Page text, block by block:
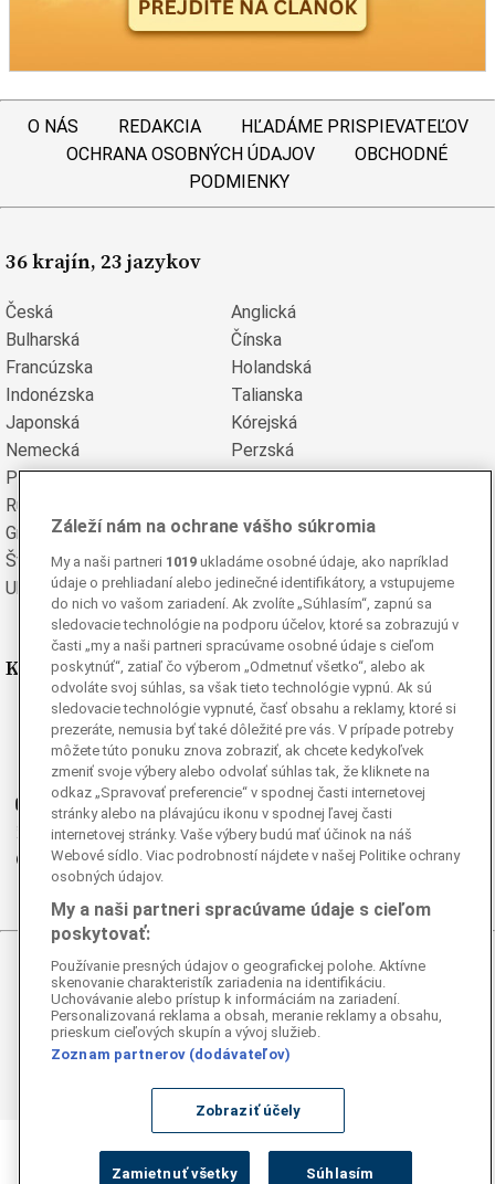
O NÁS REDAKCIA
HĽADÁME PRISPIEVATEĽOV
OCHRANA OSOBNÝCH ÚDAJOV
OBCHODNÉ
PODMIENKY
36 krajín, 23 jazykov
Česká
Anglická
Bulharská
Čínska
Francúzska
Holandská
Indonézska
Talianska
Japonská
Kórejská
Nemecká
Perzská
Poľská
Portugalská
Rumunská
Grécka
Španielska
Švédska
Turecká
Ukrajinská
Vietnamská
Kde nás nájdete
Facebook
Instagram
Ganjing
Youtube
Twitter
Telegram
RSS
© 2026 Epoch Times Slovensko
Všetky práva vyhradené. Publikovanie alebo ďalšie šírenie
správ a fotografií zo zdrojov TASR je bez
predchádzajúceho písomného súhlasu TASR porušením
Záleží nám na ochrane vášho súkromia
My a naši partneri 1019 ukladáme osobné údaje, ako napríklad
údaje o prehliadaní alebo jedinečné identifikátory, a vstupujeme
do nich vo vašom zariadení. Ak zvolíte „Súhlasím“, zapnú sa
sledovacie technológie na podporu účelov, ktoré sa zobrazujú v
časti „my a naši partneri spracúvame osobné údaje s cieľom
poskytnúť“, zatiaľ čo výberom „Odmetnuť všetko“, alebo ak
odvoláte svoj súhlas, sa však tieto technológie vypnú. Ak sú
sledovacie technológie vypnuté, časť obsahu a reklamy, ktoré si
prezeráte, nemusia byť také dôležité pre vás. V prípade potreby
môžete túto ponuku znova zobraziť, ak chcete kedykoľvek
zmeniť svoje výbery alebo odvolať súhlas tak, že kliknete na
odkaz „Spravovať preferencie“ v spodnej časti internetovej
stránky alebo na plávajúcu ikonu v spodnej ľavej časti
internetovej stránky. Vaše výbery budú mať účinok na náš
Webové sídlo. Viac podrobností nájdete v našej Politike ochrany
osobných údajov.
My a naši partneri spracúvame údaje s cieľom
poskytovať:
Používanie presných údajov o geografickej polohe. Aktívne
skenovanie charakteristík zariadenia na identifikáciu.
Uchovávanie alebo prístup k informáciám na zariadení.
Personalizovaná reklama a obsah, meranie reklamy a obsahu,
prieskum cieľových skupín a vývoj služieb.
Zoznam partnerov (dodávateľov)
Zobraziť účely
Zamietnuť všetky Súhlasím